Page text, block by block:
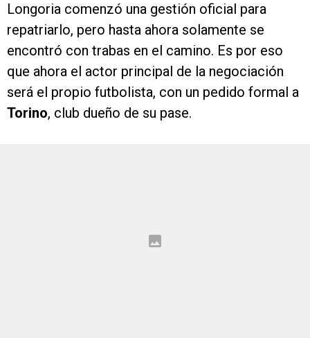
Longoria comenzó una gestión oficial para
repatriarlo, pero hasta ahora solamente se
encontró con trabas en el camino. Es por eso
que ahora el actor principal de la negociación
será el propio futbolista, con un pedido formal a
Torino, club dueño de su pase.